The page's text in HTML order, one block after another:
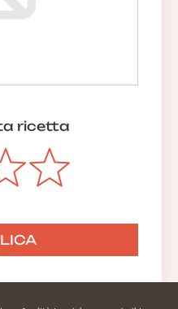
ricetta